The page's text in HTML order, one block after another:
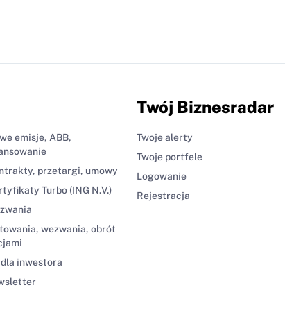
emisje, ABB,
przetargi, umowy
Turbo (ING N.V.)
wezwania, obrót
dla inwestora
Twój Biznesradar
Twoje alerty
Twoje portfele
Logowanie
Rejestracja